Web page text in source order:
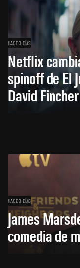
HACE 3 DÍAS
Netflix
spinoff de El
David Fincher
HACE 3 DÍAS
James
comedia de